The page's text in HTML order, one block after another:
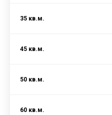
35 кв.м.
45 кв.м.
50 кв.м.
60 кв.м.